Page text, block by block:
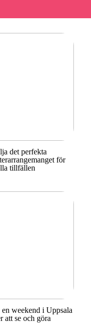
det perfekta
för
tillfällen
weekend i Uppsala
att se och göra